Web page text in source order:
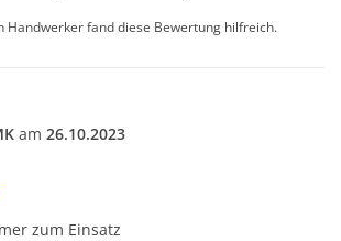
Handwerker fand diese Bewertung hilfreich.
am 26.10.2023
zum Einsatz